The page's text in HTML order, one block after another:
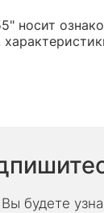
носит
Вы будете